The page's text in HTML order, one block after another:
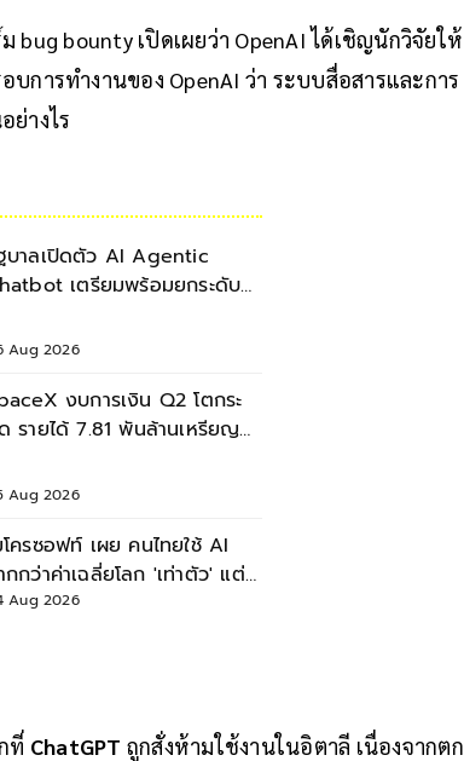
bug bounty เปิดเผยว่า OpenAI ได้เชิญนักวิจัยให้
การทำงานของ OpenAI ว่า ระบบสื่อสารและการ
างไร
บาลเปิดตัว AI Agentic
เตรียมพร้อมยกระดับ
Aug 2026
งบการเงิน Q2 โตกระ
รายได้ 7.81 พันล้านเหรียญ
Aug 2026
โครซอฟท์ เผย คนไทยใช้ AI
กกว่าค่าเฉลี่ยโลก 'เท่าตัว' แต่
ใช้แค่งานเดิมๆ
Aug 2026
ที่ ChatGPT ถูกสั่งห้ามใช้งานในอิตาลี เนื่องจากตก